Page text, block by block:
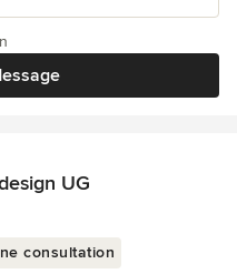
UG
consultation